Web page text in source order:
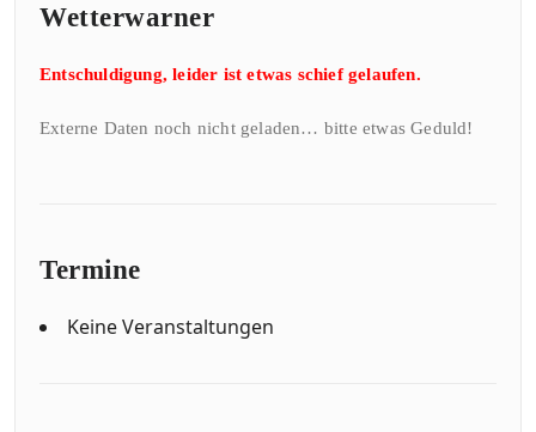
Wetterwarner
Entschuldigung, leider ist etwas schief gelaufen.
Externe Daten noch nicht geladen… bitte etwas Geduld!
Termine
Keine Veranstaltungen